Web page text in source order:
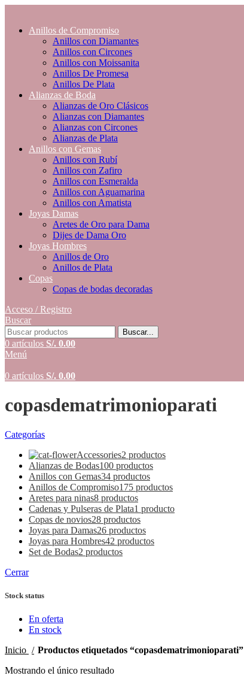
Anillos de Compromiso
Anillos con Diamantes
Anillos con Circones
Anillos con Moissanita
Anillos De Promesa
Anillos De Plata
Alianzas de Boda
Alianzas de Oro Clásicos
Alianzas con Diamantes
Alianzas con Circones
Alianzas de Plata
Anillos con Gemas
Anillos con Rubí
Anillos con Zafiro
Anillos con Esmeralda
Anillos con Aguamarina
Anillos con Amatista
Joyas Damas
Aretes de Oro para Dama
Dijes de Dama Oro
Joyas Hombres
Anillos de Oro
Anillos de Plata
Copas
Copas de bodas decoradas
Acceso / Registro
Buscar
Buscar...
0 artículos S/. 0.00
Menú
0 artículos S/. 0.00
copasdematrimonioparati
Categorías
Accessories2 productos
Alianzas de Bodas100 productos
Anillos con Gemas34 productos
Anillos de Compromiso175 productos
Aretes para ninas8 productos
Cadenas y Pulseras de Plata1 producto
Copas de novios28 productos
Joyas para Damas26 productos
Joyas para Hombres42 productos
Set de Bodas2 productos
Cerrar
Stock status
En oferta
En stock
Inicio
Productos etiquetados “copasdematrimonioparati”
Mostrando el único resultado